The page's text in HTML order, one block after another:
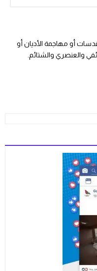
أو مهاجمة الأديان أو
والعنصري والشتائم.